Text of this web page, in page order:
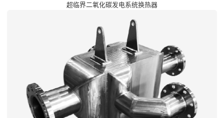
超临界二氧化碳发电系统换热器